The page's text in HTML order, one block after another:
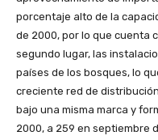
porcentaje alto de la
de 2000, por lo que cuenta
segundo lugar, las
países de los bosques, lo
creciente red de
bajo una misma marca y
2000, a 259 en septiembre